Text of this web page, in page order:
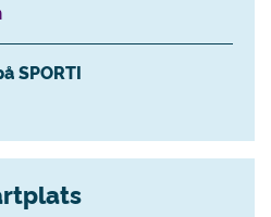
SPORTI